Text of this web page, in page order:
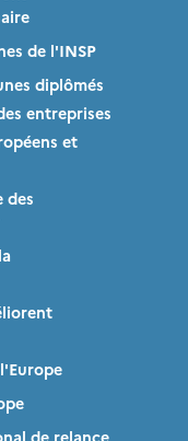
de l'INSP
diplômés
entreprises
et
des